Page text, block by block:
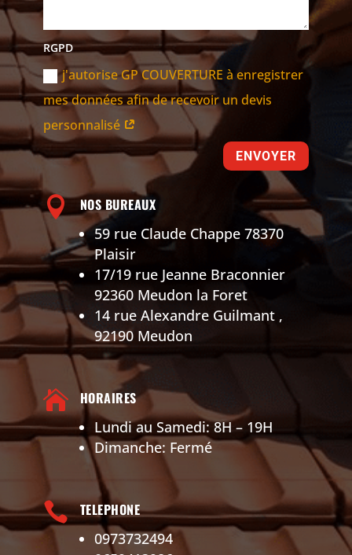
RGPD
j'autorise GP COUVERTURE à enregistrer
mes données afin de recevoir un devis
personnalisé
ENVOYER

NOS BUREAUX
59 rue Claude Chappe 78370
Plaisir
17/19 rue Jeanne Braconnier
92360 Meudon la Foret
14 rue Alexandre Guilmant ,
92190 Meudon

HORAIRES
Lundi au Samedi: 8H – 19H
Dimanche: Fermé

TELEPHONE
0973732494